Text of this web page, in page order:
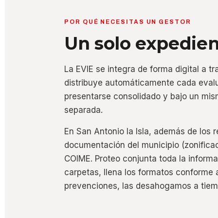
POR QUÉ NECESITAS UN GESTOR
Un solo
La EVIE se integra de forma digital a
distribuye automáticamente cada
presentarse consolidado y bajo un
separada.
En San Antonio la Isla, además de
documentación del municipio
COIME. Proteo conjunta toda la
carpetas, llena los formatos conforme
prevenciones, las desahogamos a